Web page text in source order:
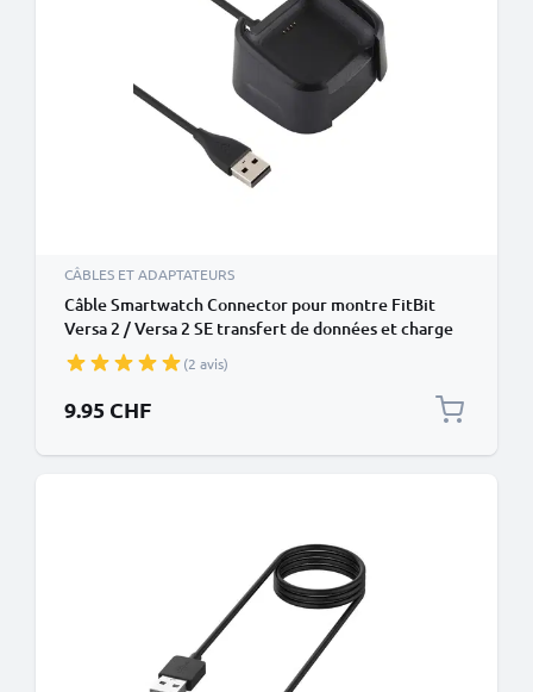
CÂBLES ET ADAPTATEURS
Câble Smartwatch Connector pour montre FitBit
Versa 2 / Versa 2 SE transfert de données et charge
noir en PVC
(2 avis)
9.95 CHF